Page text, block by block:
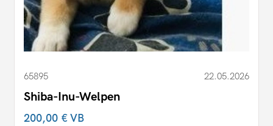
65895 22.05.2026
Shiba-Inu-Welpen
200,00 €VB